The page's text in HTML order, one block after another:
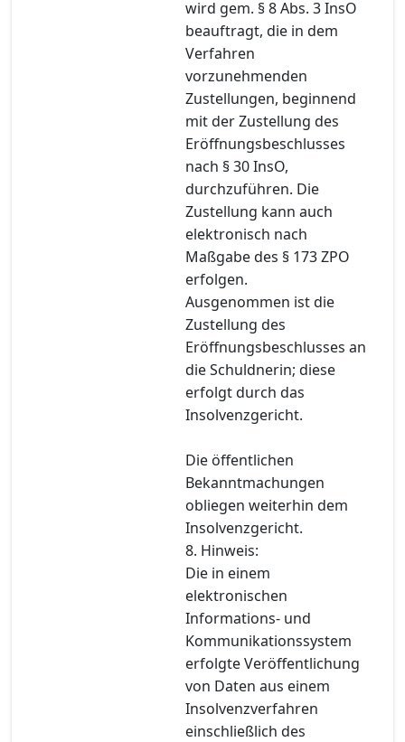
wird gem. § 8 Abs. 3 InsO
beauftragt, die in dem
Verfahren
vorzunehmenden
Zustellungen, beginnend
mit der Zustellung des
Eröffnungsbeschlusses
nach § 30 InsO,
durchzuführen. Die
Zustellung kann auch
elektronisch nach
Maßgabe des § 173 ZPO
erfolgen.
Ausgenommen ist die
Zustellung des
Eröffnungsbeschlusses an
die Schuldnerin; diese
erfolgt durch das
Insolvenzgericht.
Die öffentlichen
Bekanntmachungen
obliegen weiterhin dem
Insolvenzgericht.
8. Hinweis:
Die in einem
elektronischen
Informations- und
Kommunikationssystem
erfolgte Veröffentlichung
von Daten aus einem
Insolvenzverfahren
einschließlich des